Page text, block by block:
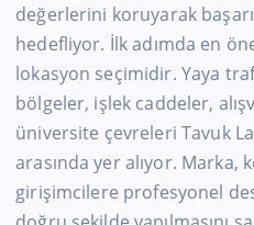
değerlerini koruyarak
hedefliyor. İlk adımda en
lokasyon seçimidir. Yaya
bölgeler, işlek caddeler,
üniversite çevreleri Tavuk
arasında yer alıyor. Marka,
girişimcilere profesyonel